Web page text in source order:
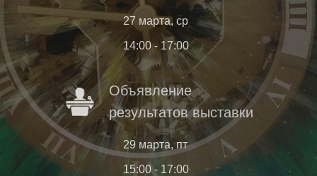
Объявление
результатов выставки
27 марта, ср
14:00 - 17:00
29 марта, пт
15:00 - 17:00